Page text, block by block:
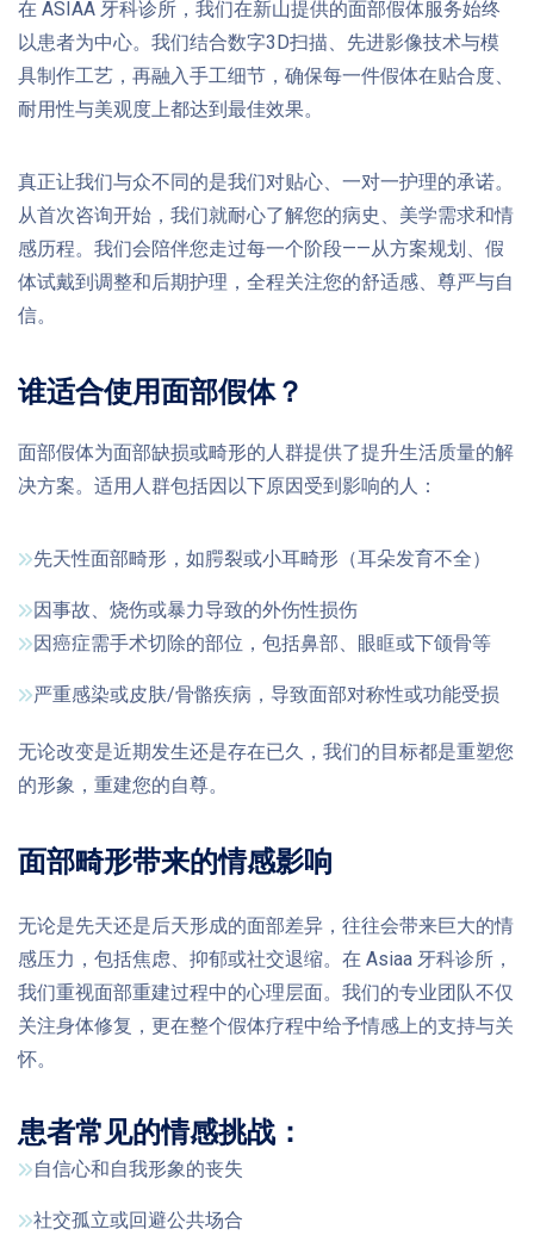
在 ASIAA 牙科诊所，我们在新山提供的面部假体服务始终
以患者为中心。我们结合数字3D扫描、先进影像技术与模
具制作工艺，再融入手工细节，确保每一件假体在贴合度、
耐用性与美观度上都达到最佳效果。
真正让我们与众不同的是我们对贴心、一对一护理的承诺。
从首次咨询开始，我们就耐心了解您的病史、美学需求和情
感历程。我们会陪伴您走过每一个阶段——从方案规划、假
体试戴到调整和后期护理，全程关注您的舒适感、尊严与自
信。
谁适合使用面部假体？
面部假体为面部缺损或畸形的人群提供了提升生活质量的解
决方案。适用人群包括因以下原因受到影响的人：
先天性面部畸形，如腭裂或小耳畸形（耳朵发育不全）
因事故、烧伤或暴力导致的外伤性损伤
因癌症需手术切除的部位，包括鼻部、眼眶或下颌骨等
严重感染或皮肤/骨骼疾病，导致面部对称性或功能受损
无论改变是近期发生还是存在已久，我们的目标都是重塑您
的形象，重建您的自尊。
面部畸形带来的情感影响
无论是先天还是后天形成的面部差异，往往会带来巨大的情
感压力，包括焦虑、抑郁或社交退缩。在 Asiaa 牙科诊所，
我们重视面部重建过程中的心理层面。我们的专业团队不仅
关注身体修复，更在整个假体疗程中给予情感上的支持与关
怀。
患者常见的情感挑战：
自信心和自我形象的丧失
社交孤立或回避公共场合